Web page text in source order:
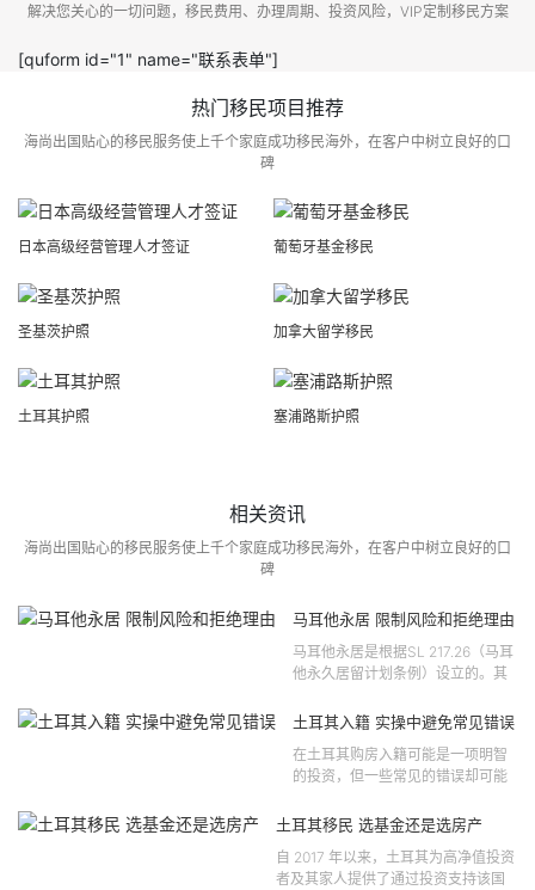
解决您关心的一切问题，移民费用、办理周期、投资风险，VIP定制移民方案
[quform id="1" name="联系表单"]
热门移民项目推荐
海尚出国贴心的移民服务使上千个家庭成功移民海外，在客户中树立良好的口
碑
日本高级经营管理人才签证 葡萄牙基金移民
圣基茨护照 加拿大留学移民
土耳其护照 塞浦路斯护照
相关资讯
海尚出国贴心的移民服务使上千个家庭成功移民海外，在客户中树立良好的口
碑
马耳他永居 限制风险和拒绝理由
马耳他永居是根据SL 217.26（马耳
他永久居留计划条例）设立的。其
121 号法律公告，并随后根据2024
土耳其入籍 实操中避免常见错误
在土耳其购房入籍可能是一项明智
的投资，但一些常见的错误却可能
失。许多投资者轻信营销宣传或不
土耳其移民 选基金还是选房产
自 2017 年以来，土耳其为高净值投资
者及其家人提供了通过投资支持该国